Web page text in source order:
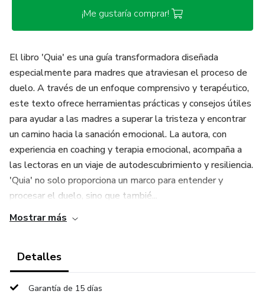
¡Me gustaría comprar!
El libro 'Quia' es una guía transformadora diseñada
especialmente para madres que atraviesan el proceso de
duelo. A través de un enfoque comprensivo y terapéutico,
este texto ofrece herramientas prácticas y consejos útiles
para ayudar a las madres a superar la tristeza y encontrar
un camino hacia la sanación emocional. La autora, con
experiencia en coaching y terapia emocional, acompaña a
las lectoras en un viaje de autodescubrimiento y resiliencia.
'Quia' no solo proporciona un marco para entender y
procesar el duelo, sino que tambié...
Mostrar más
Detalles
Garantía de 15 días